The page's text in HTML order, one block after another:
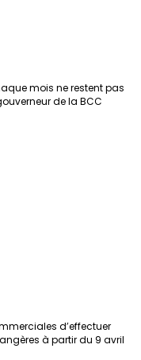
mois ne restent pas
de la BCC
d’effectuer
à partir du 9 avril